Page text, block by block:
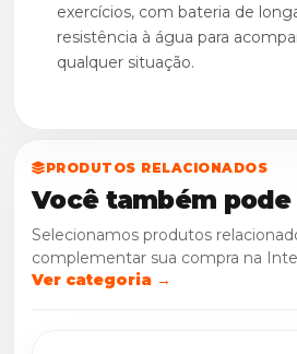
exercícios, com bateria de
resistência à água para
qualquer situação.
PRODUTOS RELACIONADOS
Você também
Selecionamos produtos
complementar sua compra na
Ver categoria →